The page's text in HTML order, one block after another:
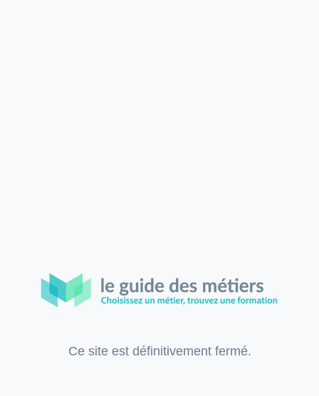
Ce site est définitivement fermé.